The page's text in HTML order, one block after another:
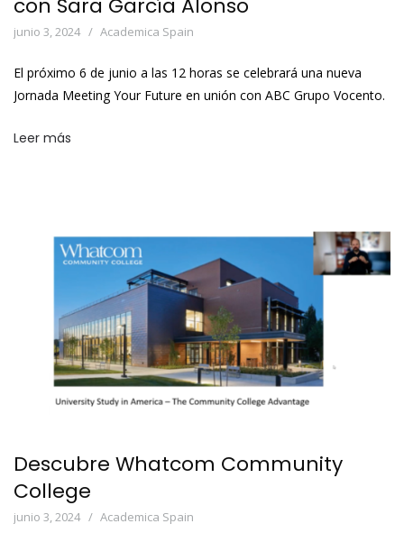
con Sara García Alonso
junio 3, 2024 Academica Spain
El próximo 6 de junio a las 12 horas se celebrará una nueva
Jornada Meeting Your Future en unión con ABC Grupo Vocento.
Leer más
Descubre Whatcom Community
College
junio 3, 2024 Academica Spain